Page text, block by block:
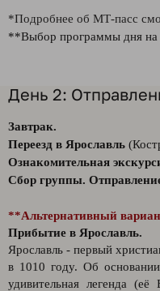
*Подробнее об МТ-пасс
**Выбор программы дня на
День 2:
Завтрак.
Переезд в Ярославль
Ознакомительная
Сбор группы.
**Альтернативный
Прибытие в Ярославль.
Ярославль - первый
в 1010 году. Об
удивительная легенда